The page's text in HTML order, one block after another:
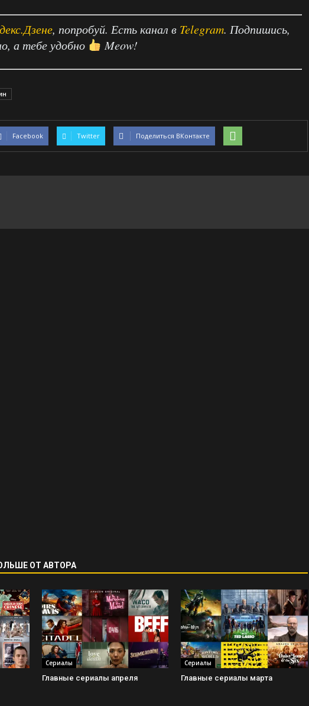
, попробуй. Есть канал в Telegram. Подпишись,
а тебе удобно
Meow!
Facebook Twitter Поделиться ВКонтакте
ОТ АВТОРА
Сериалы
Главные сериалы апреля
Сериалы
Главные сериалы марта